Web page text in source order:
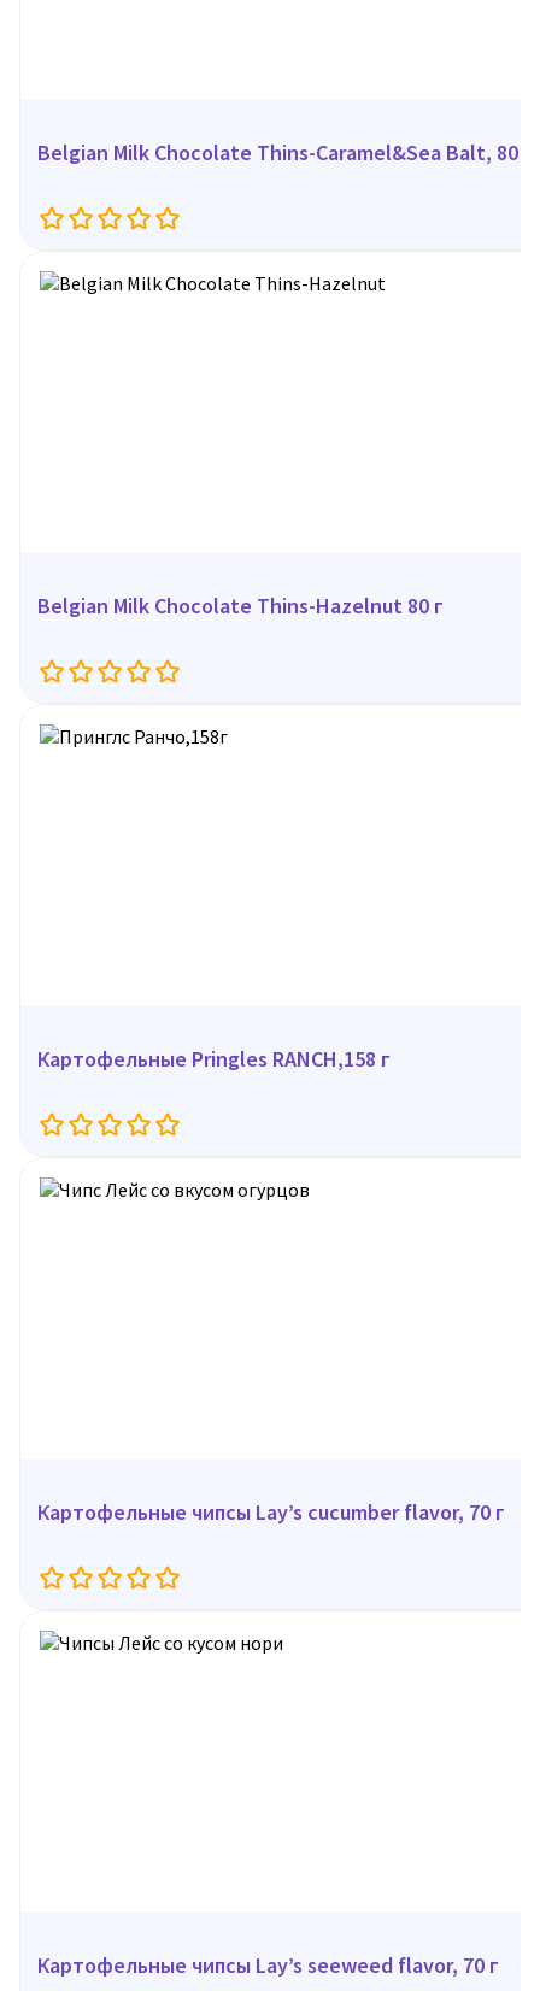
Belgian Milk Chocolate Thins-Caramel&Sea Balt, 80 г
Belgian Milk Chocolate Thins-Hazelnut 80 г
Картофельные Pringles RANCH,158 г
Картофельные чипсы Lay’s cucumber flavor, 70 г
Картофельные чипсы Lay’s seeweed flavor, 70 г